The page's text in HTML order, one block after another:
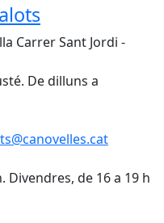
Carrer Sant Jordi -
De dilluns a
Divendres, de 16 a 19 h